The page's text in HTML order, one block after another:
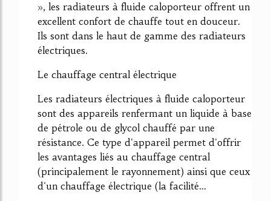
», les radiateurs à fluide caloporteur offrent un
excellent confort de chauffe tout en douceur.
Ils sont dans le haut de gamme des radiateurs
électriques.
Le chauffage central électrique
Les radiateurs électriques à fluide caloporteur
sont des appareils renfermant un liquide à base
de pétrole ou de glycol chauffé par une
résistance. Ce type d'appareil permet d'offrir
les avantages liés au chauffage central
(principalement le rayonnement) ainsi que ceux
d'un chauffage électrique (la facilité...